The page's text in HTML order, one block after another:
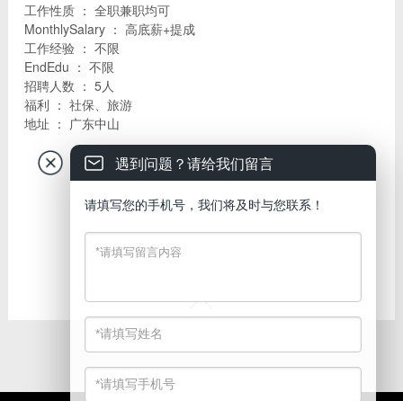
工作性质 ： 全职兼职均可
MonthlySalary ： 高底薪+提成
工作经验 ： 不限
EndEdu ： 不限
招聘人数 ： 5人
福利 ： 社保、旅游
地址 ： 广东中山

PositionDesc
1、热爱教育事业，拥有高度的工作热情，开朗自信，普通话流
利；
遇到问题？请给我们留言
请填写您的手机号，我们将及时与您联系！